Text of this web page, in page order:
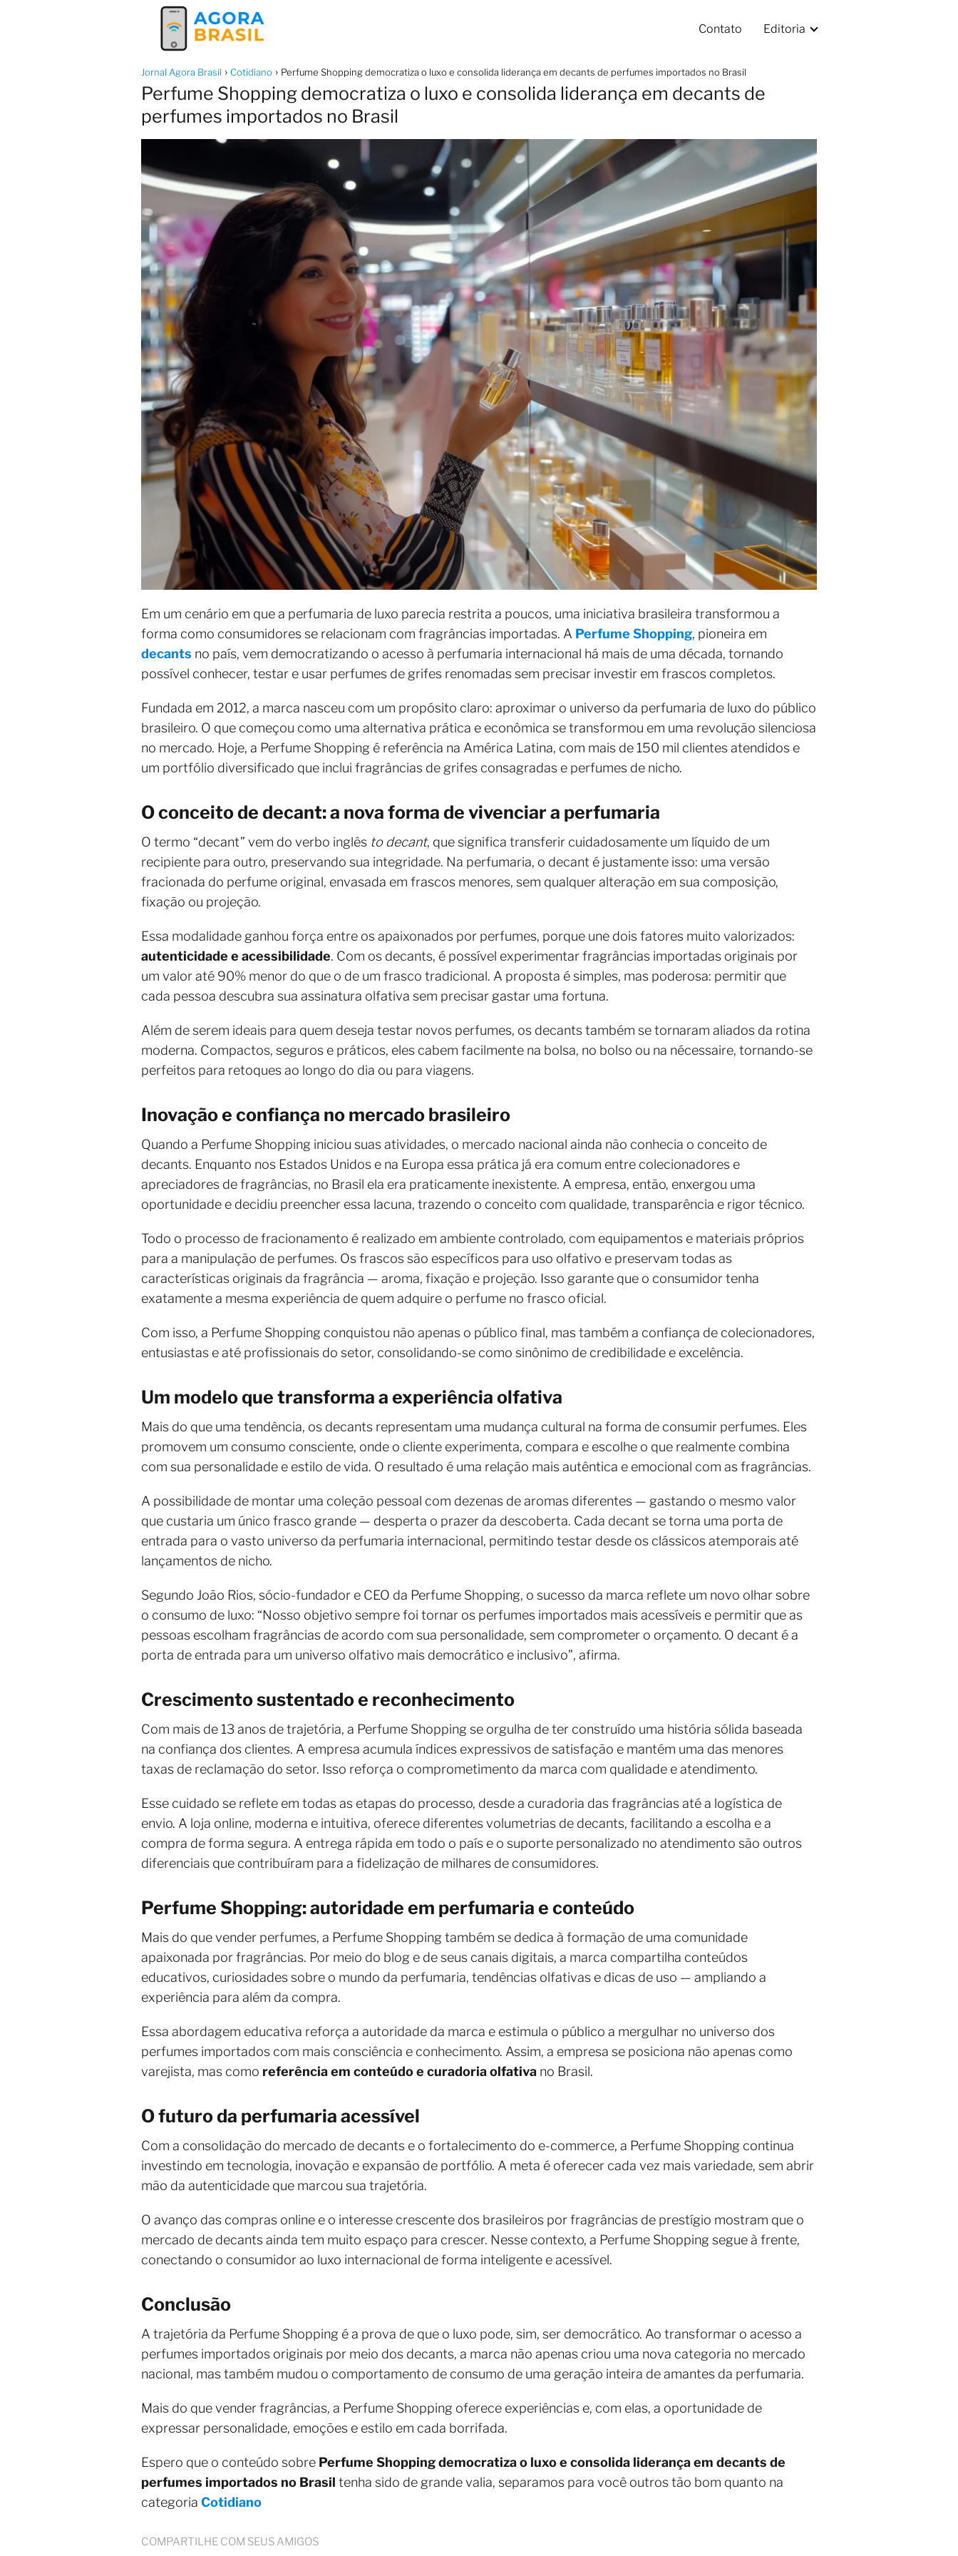
Contato Editoria
Jornal Agora Brasil Cotidiano Perfume Shopping democratiza o luxo e consolida liderança em decants de perfumes importados no Brasil
Perfume Shopping democratiza o luxo e consolida liderança em decants de
perfumes importados no Brasil
Em um cenário em que a perfumaria de luxo parecia restrita a poucos, uma iniciativa brasileira transformou a
forma como consumidores se relacionam com fragrâncias importadas. A Perfume Shopping, pioneira em
decants no país, vem democratizando o acesso à perfumaria internacional há mais de uma década, tornando
possível conhecer, testar e usar perfumes de grifes renomadas sem precisar investir em frascos completos.
Fundada em 2012, a marca nasceu com um propósito claro: aproximar o universo da perfumaria de luxo do público
brasileiro. O que começou como uma alternativa prática e econômica se transformou em uma revolução silenciosa
no mercado. Hoje, a Perfume Shopping é referência na América Latina, com mais de 150 mil clientes atendidos e
um portfólio diversificado que inclui fragrâncias de grifes consagradas e perfumes de nicho.
O conceito de decant: a nova forma de vivenciar a perfumaria
O termo “decant” vem do verbo inglês to decant, que significa transferir cuidadosamente um líquido de um
recipiente para outro, preservando sua integridade. Na perfumaria, o decant é justamente isso: uma versão
fracionada do perfume original, envasada em frascos menores, sem qualquer alteração em sua composição,
fixação ou projeção.
Essa modalidade ganhou força entre os apaixonados por perfumes, porque une dois fatores muito valorizados:
autenticidade e acessibilidade. Com os decants, é possível experimentar fragrâncias importadas originais por
um valor até 90% menor do que o de um frasco tradicional. A proposta é simples, mas poderosa: permitir que
cada pessoa descubra sua assinatura olfativa sem precisar gastar uma fortuna.
Além de serem ideais para quem deseja testar novos perfumes, os decants também se tornaram aliados da rotina
moderna. Compactos, seguros e práticos, eles cabem facilmente na bolsa, no bolso ou na nécessaire, tornando-se
perfeitos para retoques ao longo do dia ou para viagens.
Inovação e confiança no mercado brasileiro
Quando a Perfume Shopping iniciou suas atividades, o mercado nacional ainda não conhecia o conceito de
decants. Enquanto nos Estados Unidos e na Europa essa prática já era comum entre colecionadores e
apreciadores de fragrâncias, no Brasil ela era praticamente inexistente. A empresa, então, enxergou uma
oportunidade e decidiu preencher essa lacuna, trazendo o conceito com qualidade, transparência e rigor técnico.
Todo o processo de fracionamento é realizado em ambiente controlado, com equipamentos e materiais próprios
para a manipulação de perfumes. Os frascos são específicos para uso olfativo e preservam todas as
características originais da fragrância — aroma, fixação e projeção. Isso garante que o consumidor tenha
exatamente a mesma experiência de quem adquire o perfume no frasco oficial.
Com isso, a Perfume Shopping conquistou não apenas o público final, mas também a confiança de colecionadores,
entusiastas e até profissionais do setor, consolidando-se como sinônimo de credibilidade e excelência.
Um modelo que transforma a experiência olfativa
Mais do que uma tendência, os decants representam uma mudança cultural na forma de consumir perfumes. Eles
promovem um consumo consciente, onde o cliente experimenta, compara e escolhe o que realmente combina
com sua personalidade e estilo de vida. O resultado é uma relação mais autêntica e emocional com as fragrâncias.
A possibilidade de montar uma coleção pessoal com dezenas de aromas diferentes — gastando o mesmo valor
que custaria um único frasco grande — desperta o prazer da descoberta. Cada decant se torna uma porta de
entrada para o vasto universo da perfumaria internacional, permitindo testar desde os clássicos atemporais até
lançamentos de nicho.
Segundo João Rios, sócio-fundador e CEO da Perfume Shopping, o sucesso da marca reflete um novo olhar sobre
o consumo de luxo: “Nosso objetivo sempre foi tornar os perfumes importados mais acessíveis e permitir que as
pessoas escolham fragrâncias de acordo com sua personalidade, sem comprometer o orçamento. O decant é a
porta de entrada para um universo olfativo mais democrático e inclusivo”, afirma.
Crescimento sustentado e reconhecimento
Com mais de 13 anos de trajetória, a Perfume Shopping se orgulha de ter construído uma história sólida baseada
na confiança dos clientes. A empresa acumula índices expressivos de satisfação e mantém uma das menores
taxas de reclamação do setor. Isso reforça o comprometimento da marca com qualidade e atendimento.
Esse cuidado se reflete em todas as etapas do processo, desde a curadoria das fragrâncias até a logística de
envio. A loja online, moderna e intuitiva, oferece diferentes volumetrias de decants, facilitando a escolha e a
compra de forma segura. A entrega rápida em todo o país e o suporte personalizado no atendimento são outros
diferenciais que contribuíram para a fidelização de milhares de consumidores.
Perfume Shopping: autoridade em perfumaria e conteúdo
Mais do que vender perfumes, a Perfume Shopping também se dedica à formação de uma comunidade
apaixonada por fragrâncias. Por meio do blog e de seus canais digitais, a marca compartilha conteúdos
educativos, curiosidades sobre o mundo da perfumaria, tendências olfativas e dicas de uso — ampliando a
experiência para além da compra.
Essa abordagem educativa reforça a autoridade da marca e estimula o público a mergulhar no universo dos
perfumes importados com mais consciência e conhecimento. Assim, a empresa se posiciona não apenas como
varejista, mas como referência em conteúdo e curadoria olfativa no Brasil.
O futuro da perfumaria acessível
Com a consolidação do mercado de decants e o fortalecimento do e-commerce, a Perfume Shopping continua
investindo em tecnologia, inovação e expansão de portfólio. A meta é oferecer cada vez mais variedade, sem abrir
mão da autenticidade que marcou sua trajetória.
O avanço das compras online e o interesse crescente dos brasileiros por fragrâncias de prestígio mostram que o
mercado de decants ainda tem muito espaço para crescer. Nesse contexto, a Perfume Shopping segue à frente,
conectando o consumidor ao luxo internacional de forma inteligente e acessível.
Conclusão
A trajetória da Perfume Shopping é a prova de que o luxo pode, sim, ser democrático. Ao transformar o acesso a
perfumes importados originais por meio dos decants, a marca não apenas criou uma nova categoria no mercado
nacional, mas também mudou o comportamento de consumo de uma geração inteira de amantes da perfumaria.
Mais do que vender fragrâncias, a Perfume Shopping oferece experiências e, com elas, a oportunidade de
expressar personalidade, emoções e estilo em cada borrifada.
Espero que o conteúdo sobre Perfume Shopping democratiza o luxo e consolida liderança em decants de
perfumes importados no Brasil tenha sido de grande valia, separamos para você outros tão bom quanto na
categoria Cotidiano
COMPARTILHE COM SEUS AMIGOS